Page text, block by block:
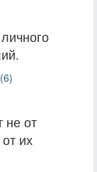
не от
их